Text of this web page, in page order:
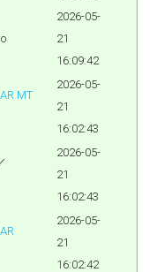
2026-05-
21
16:09:42
MT
2026-05-
21
16:02:43
2026-05-
21
16:02:43
2026-05-
21
16:02:42